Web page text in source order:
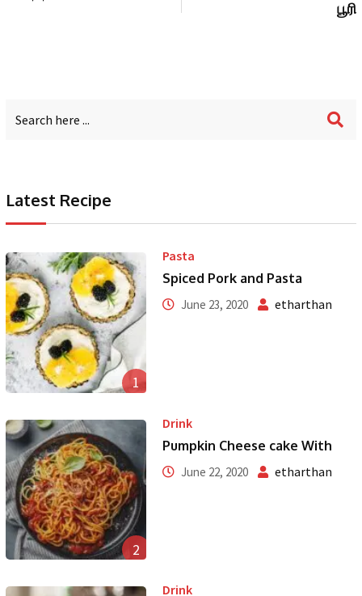
பூரி
Latest Recipe
1
Pasta
Spiced Pork and Pasta
June 23, 2020 etharthan
2
Drink
Pumpkin Cheese cake With
June 22, 2020 etharthan
Drink